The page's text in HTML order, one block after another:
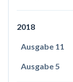
2018
Ausgabe 11
Ausgabe 5